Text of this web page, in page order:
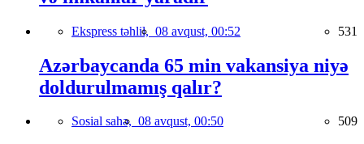
Ekspress təhlil, 08 avqust, 00:52 531
Azərbaycanda 65 min vakansiya niyə
doldurulmamış qalır?
Sosial sahə, 08 avqust, 00:50 509